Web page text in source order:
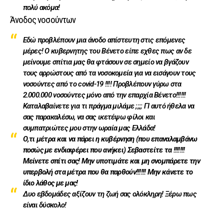
πολύ ακόμα!
Άνοδος νοσούντων
Εδώ προβλέπουν μια άνοδο απίστευτη στις επόμενες
μέρες! Ο κυβερνητης του Βένετο είπε εχθες πως αν δε
μείνουμε σπίτια μας θα φτάσουν σε σημείο να βγάζουν
τους αρρώστους από τα νοσοκομεία για να εισάγουν τους
νοσούντες από το covid-19 !!!! Προβλέπουν γύρω στα
2.000.000 νοσούντες μόνο από την επαρχία Βένετο!!!!!!
Καταλαβαίνετε για τι πράγμα μιλάμε ;;;; ΓΙ αυτό ήθελα να
σας παρακαλέσω, να σας ικετέψω φίλοι και
συμπατριώτες μου στην ωραία μας Ελλάδα!
Ο,τι μέτρα και να πάρει η κυβέρνηση (που επαναλαμβάνω
ποσώς με ενδιαφέρει που ανήκει) Σεβαστείτε τα !!!!!!!
Μείνετε σπίτι σας! Μην υποτιμάτε και μη σνομπάρετε την
υπερβολή στα μέτρα που θα παρθούν!!!!!! Μην κάνετε το
ίδιο λάθος με μας!
Δυο εβδομάδες αξίζουν τη ζωή σας ολόκληρη! Ξέρω πως
είναι δύσκολο!